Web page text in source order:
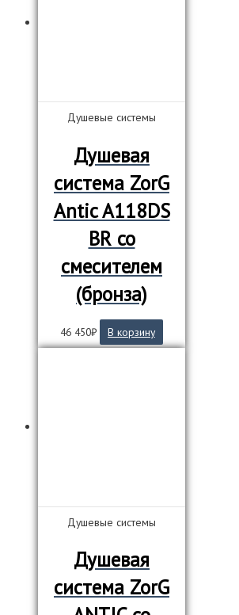
Душевые системы
Душевая
система ZorG
Antic A118DS
BR со
смесителем
(бронза)
46 450₽ В корзину
Душевые системы
Душевая
система ZorG